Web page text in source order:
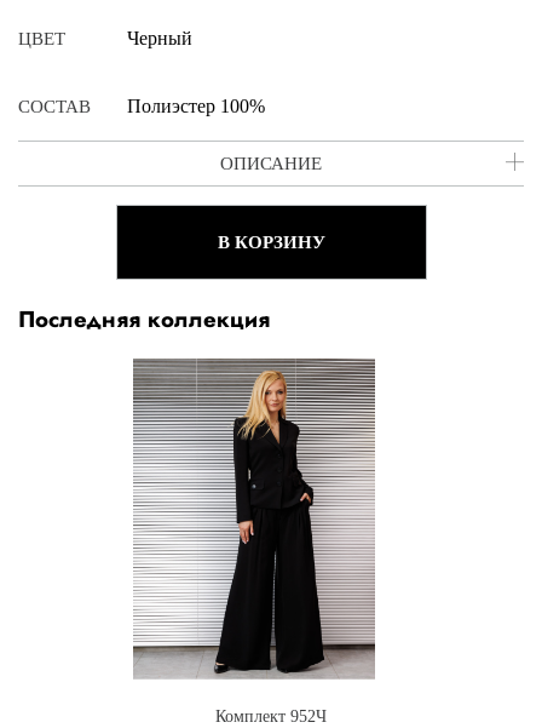
ЦВЕТ Черный
СОСТАВ Полиэстер 100%
ОПИСАНИЕ
В КОРЗИНУ
Последняя коллекция
Комплект 952Ч